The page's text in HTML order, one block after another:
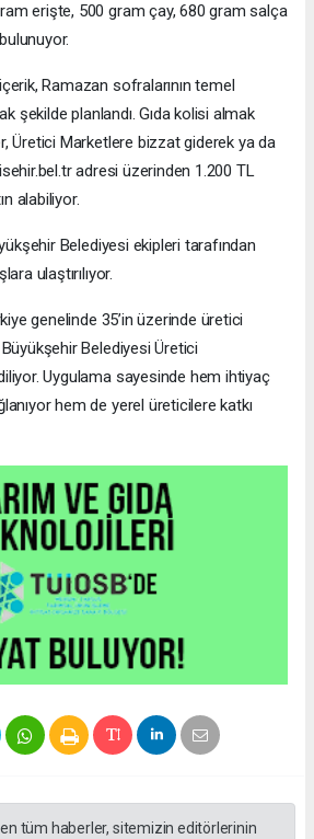
erişte, 500 gram çay, 680 gram salça
Ramazan sofralarının temel
şekilde planlandı. Gıda kolisi almak
Üretici Marketlere bizzat giderek ya da
adresi üzerinden 1.200 TL
alabiliyor.
Belediyesi ekipleri tarafından
ulaştırılıyor.
genelinde 35’in üzerinde üretici
Belediyesi Üretici
Uygulama sayesinde hem ihtiyaç
hem de yerel üreticilere katkı
tüm haberler, sitemizin editörlerinin